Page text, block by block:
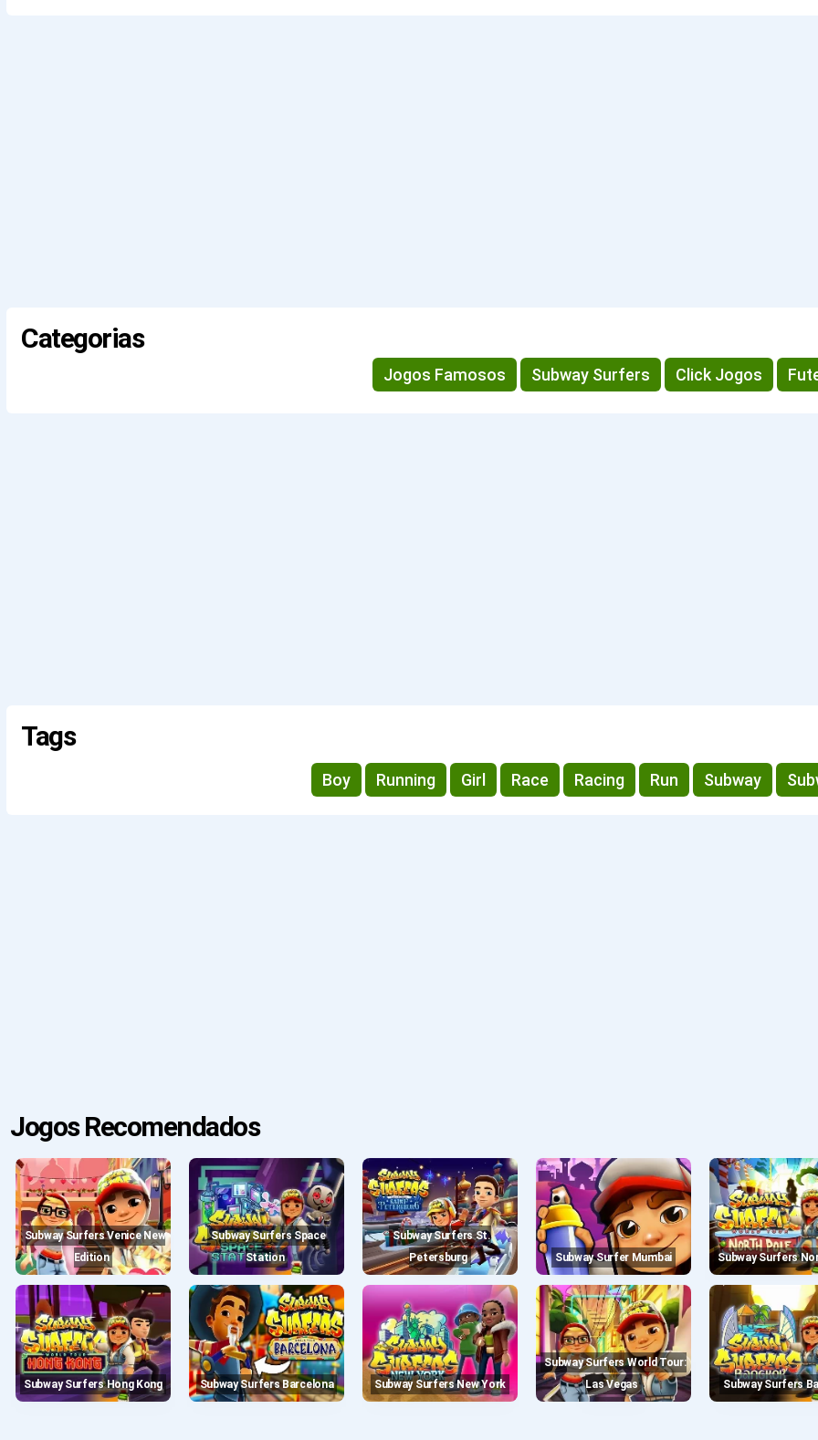
Categorias
Jogos Famosos Subway Surfers Click Jogos
Tags
Boy Running Girl Race Racing Run Subway
Jogos Recomendados
Subway Surfers Venice New
Edition
Subway Surfers Space
Station
Subway Surfers St.
Petersburg
Subway Surfer Mumbai Subway Surfers
Subway Surfers Hong Kong Subway Surfers Barcelona Subway Surfers New York
Subway Surfers World Tour:
Las Vegas
Subway Surfers